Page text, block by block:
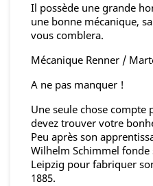
Il possède une grande
une bonne mécanique,
vous comblera.
Mécanique Renner /
A ne pas manquer !
Une seule chose compte
devez trouver votre
Peu après son
Wilhelm Schimmel
Leipzig pour fabriquer
1885.